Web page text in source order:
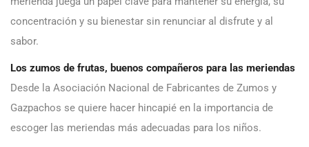
concentración y su bienestar sin renunciar al disfrute y al
sabor.
Los zumos de frutas, buenos compañeros para las meriendas
Desde la Asociación Nacional de Fabricantes de Zumos y
Gazpachos se quiere hacer hincapié en la importancia de
escoger las meriendas más adecuadas para los niños.